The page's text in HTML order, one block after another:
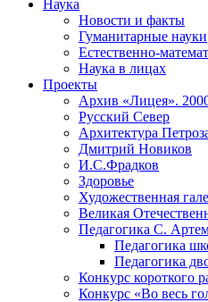
Наука
Новости и факты
Гуманитарные науки
Естественно-
Наука в лицах
Проекты
Архив «Лицея».
Русский Север
Архитектура
Дмитрий Новиков
И.С.Фрадков
Здоровье
Художественная
Великая
Педагогика С.
Педагогика
Педагогика
Конкурс короткого
Конкурс «Во весь